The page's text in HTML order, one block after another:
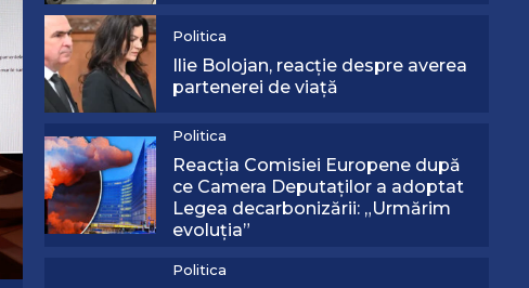
Politica
Ilie Bolojan, reacție despre averea
partenerei de viață
Politica
Reacția Comisiei Europene după
ce Camera Deputaților a adoptat
Legea decarbonizării: „Urmărim
evoluția”
Politica